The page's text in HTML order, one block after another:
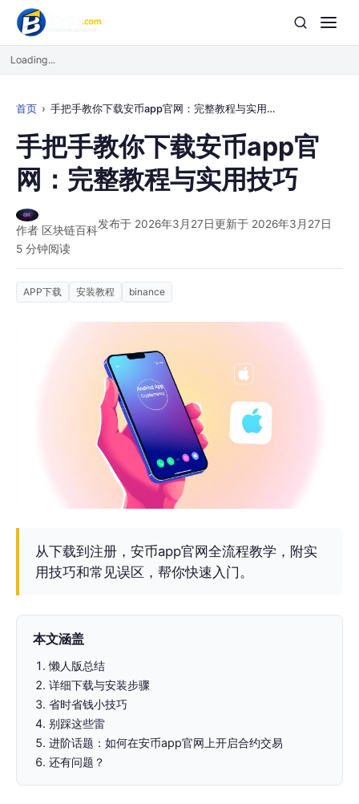
Loading...
首页 手把手教你下载安币app官网：完整教程与实用技巧
手把手教你下载安币app官
网：完整教程与实用技巧
作者 区块链百科发布于 2026年3月27日更新于 2026年3月27日
5 分钟阅读
APP下载 安装教程 binance
从下载到注册，安币app官网全流程教学，附实
用技巧和常见误区，帮你快速入门。
本文涵盖
懒人版总结
详细下载与安装步骤
省时省钱小技巧
别踩这些雷
进阶话题：如何在安币app官网上开启合约交易
还有问题？